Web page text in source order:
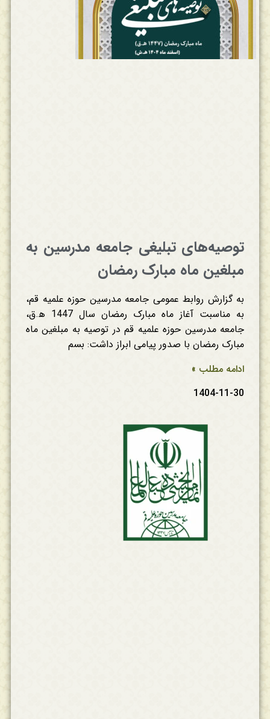
توصیه‌های تبلیغی جامعه مدرسین به
مبلغین ماه مبارک رمضان
به گزارش روابط عمومی جامعه مدرسین حوزه علمیه قم،
به مناسبت آغاز ماه مبارک رمضان سال 1447 ه‍.ق،
جامعه مدرسین حوزه علمیه قم در توصیه به مبلغین ماه
مبارک رمضان با صدور پیامی ابراز داشت: بسم
ادامه مطلب »
1404-11-30